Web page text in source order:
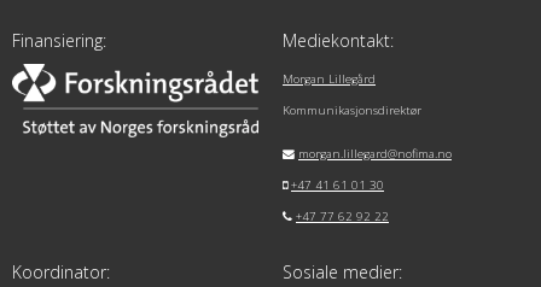
Finansiering: Mediekontakt:
Morgan Lillegård
Kommunikasjonsdirektør
morgan.lillegard@nofima.no
+47 41 61 01 30
+47 77 62 92 22
Koordinator: Sosiale medier: